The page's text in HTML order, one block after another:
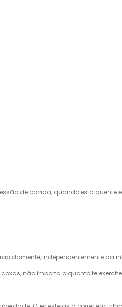
de corrida, quando está quente
independentemente da
não importa o quanto te